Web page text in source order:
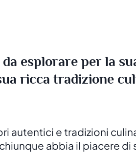
esplorare per la
ricca tradizione
autentici e tradizioni
abbia il piacere